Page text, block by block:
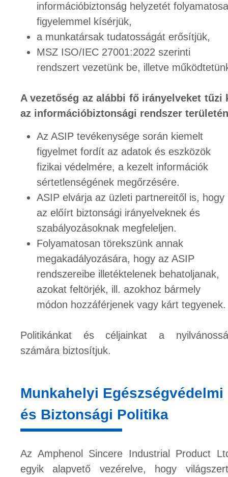
információbiztonság helyzetét
figyelemmel kísérjük,
a munkatársak tudatosságát erősítjük,
MSZ ISO/IEC 27001:2022 szerinti
rendszert vezetünk be, illetve
A vezetőség az alábbi fő irányelveket tűzi
az információbiztonsági rendszer
Az ASIP tevékenysége során kiemelt
figyelmet fordít az adatok és eszközök
fizikai védelmére, a kezelt információk
sértetlenségének megőrzésére.
ASIP elvárja az üzleti partnereitől is, hogy
az előírt biztonsági irányelveknek és
szabályozásoknak megfeleljen.
Folyamatosan törekszünk annak
megakadályozására, hogy az ASIP
rendszereibe illetéktelenek behatoljanak,
azokat feltörjék, ill. azokhoz bármely
módon hozzáférjenek vagy kárt tegyenek.
Politikánkat és céljainkat a
számára biztosítjuk.
Munkahelyi Egészségvédelmi
és Biztonsági Politika
Az Amphenol Sincere Industrial Product
egyik alapvető vezérelve, hogy